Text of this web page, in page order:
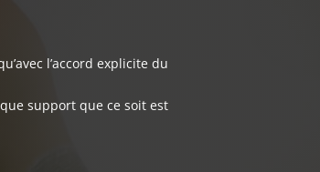
l’accord explicite du
support que ce soit est